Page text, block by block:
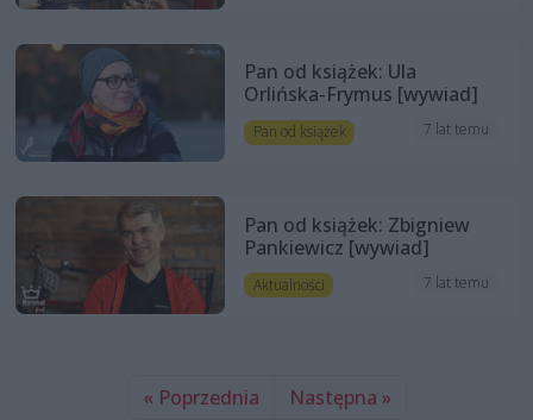
Pan od książek: Ula
Orlińska-Frymus [wywiad]
Pan od książek 7 lat temu
Pan od książek: Zbigniew
Pankiewicz [wywiad]
Aktualności 7 lat temu
« Poprzednia Następna »